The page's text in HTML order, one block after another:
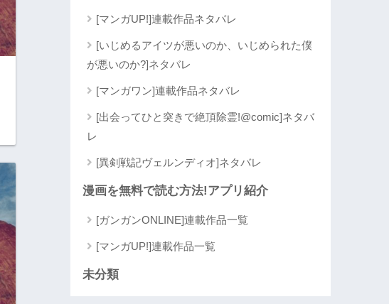
[マンガUP!]連載作品ネタバレ
[いじめるアイツが悪いのか、いじめられた僕
が悪いのか?]ネタバレ
[マンガワン]連載作品ネタバレ
[出会ってひと突きで絶頂除霊!@comic]ネタバ
レ
[異剣戦記ヴェルンディオ]ネタバレ
漫画を無料で読む方法!アプリ紹介
[ガンガンONLINE]連載作品一覧
[マンガUP!]連載作品一覧
未分類